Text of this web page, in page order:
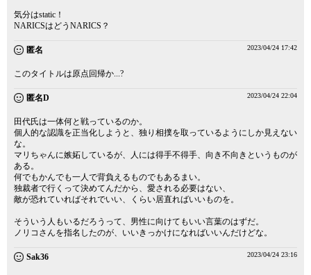
気分はstatic！
NARICSはどうNARICS？
匿名 2023/04/24 17:42
このタイトルは原点回帰か...?
匿名D 2023/04/24 22:04
田代氏は一体何と戦っているのか。
個人的な認識を正当化しようと、独り相撲を取っているようにしか見えない
な。
マリちゃんに嫉妬しているが、人には得手不得手、向き不向きというものが
ある。
何でもかんでも一人で背負えるものでもあるまい。
独裁者で行くって決めてんだから、愛される必要はない、
敵が恐れていればそれでいい、くらい居直ればいいものを。
そういう人もいるだろうって、男性に向けてもいい言葉のはずだ。
ノリコさんを指名したのが、いいきっかけになればいいんだけどな。
Sak36 2023/04/24 23:16